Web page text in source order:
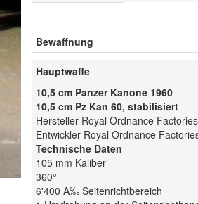
Bewaffnung
Hauptwaffe
10,5 cm Panzer Kanone 1960
10,5 cm Pz Kan 60, stabilisiert
Hersteller Royal Ordnance
Entwickler Royal Ordnance
Technische Daten
105 mm Kaliber
360°
6'400 A‰ Seitenrichtbereich